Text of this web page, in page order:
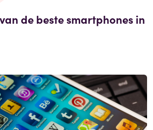
de beste smartphones in